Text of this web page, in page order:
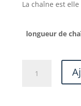
La chaîne est
longueur de